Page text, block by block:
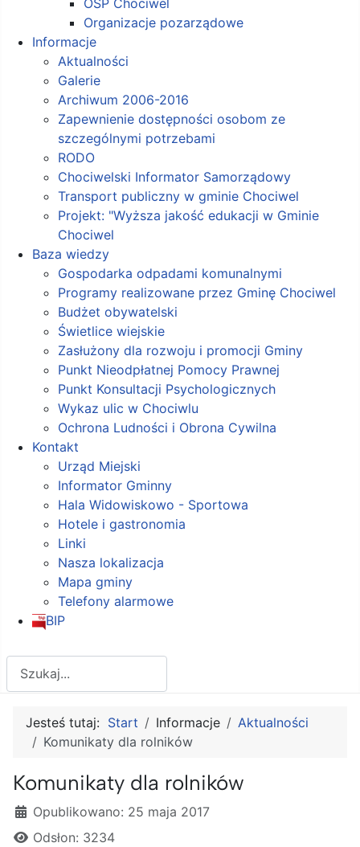
Organizacje pozarządowe
Informacje
Aktualności
Galerie
Archiwum 2006-2016
Zapewnienie dostępności osobom ze
szczególnymi potrzebami
RODO
Chociwelski Informator Samorządowy
Transport publiczny w gminie Chociwel
Projekt: "Wyższa jakość edukacji w Gminie
Chociwel
Baza wiedzy
Gospodarka odpadami komunalnymi
Programy realizowane przez Gminę Chociwel
Budżet obywatelski
Świetlice wiejskie
Zasłużony dla rozwoju i promocji Gminy
Punkt Nieodpłatnej Pomocy Prawnej
Punkt Konsultacji Psychologicznych
Wykaz ulic w Chociwlu
Ochrona Ludności i Obrona Cywilna
Kontakt
Urząd Miejski
Informator Gminny
Hala Widowiskowo - Sportowa
Hotele i gastronomia
Linki
Nasza lokalizacja
Mapa gminy
Telefony alarmowe
BIP
Jesteś tutaj: Start Informacje
Aktualności
Komunikaty dla rolników
Komunikaty dla rolników
Szczegóły
Opublikowano: 25 maja 2017
Odsłon: 3234